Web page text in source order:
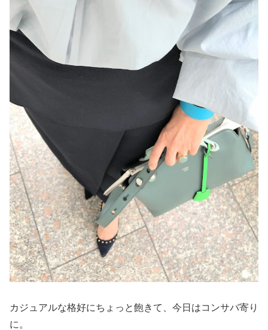
カジュアルな格好にちょっと飽きて、今日はコンサバ寄り
に。